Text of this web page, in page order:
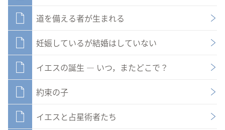
道を備える者が生まれる
妊娠しているが結婚はしていない
イエスの誕生 ― いつ，またどこで？
約束の子
イエスと占星術者たち